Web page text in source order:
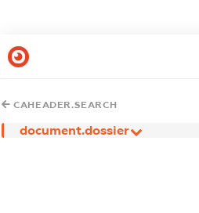
CAHEADER.SEARCH
document.dossier